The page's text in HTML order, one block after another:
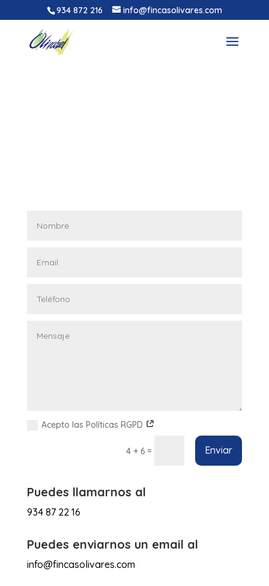
934 872 216 info@fincasolivares.com
Acepto las Políticas RGPD
4 + 6 = Enviar
Puedes llamarnos al
934 87 22 16
Puedes enviarnos un email al
info@fincasolivares.com